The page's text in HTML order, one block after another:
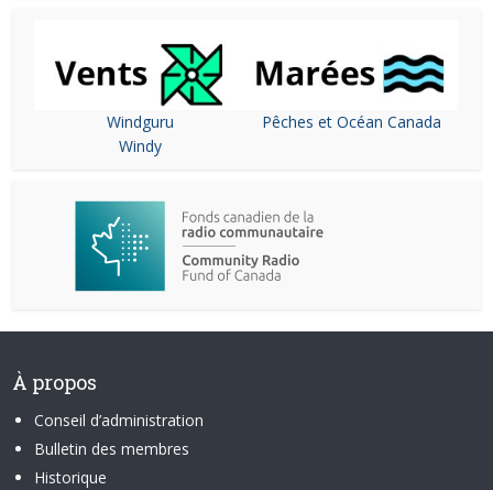
Windguru
Windy
Pêches et Océan Canada
À propos
Conseil d’administration
Bulletin des membres
Historique